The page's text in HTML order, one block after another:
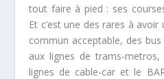
tout faire à pied : ses
Et c’est une des rares à avoir
commun acceptable, des
aux lignes de trams-
lignes de cable-car et le